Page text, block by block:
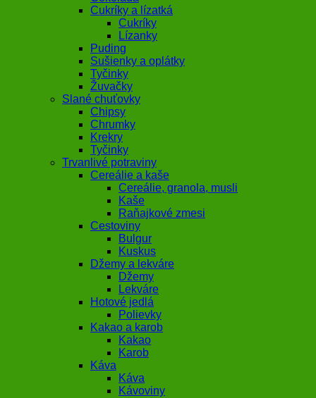
Cukríky a lízatká
Cukríky
Lízanky
Puding
Sušienky a oplátky
Tyčinky
Žuvačky
Slané chuťovky
Chipsy
Chrumky
Krekry
Tyčinky
Trvanlivé potraviny
Cereálie a kaše
Cereálie, granola, musli
Kaše
Raňajkové zmesi
Cestoviny
Bulgur
Kuskus
Džemy a lekváre
Džemy
Lekváre
Hotové jedlá
Polievky
Kakao a karob
Kakao
Karob
Káva
Káva
Kávoviny